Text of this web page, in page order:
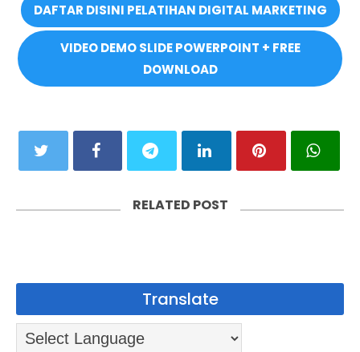
DAFTAR DISINI PELATIHAN DIGITAL MARKETING
VIDEO DEMO SLIDE POWERPOINT + FREE
DOWNLOAD
RELATED POST
Translate